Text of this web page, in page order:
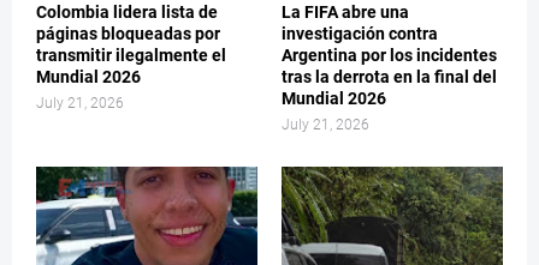
Colombia lidera lista de
páginas bloqueadas por
transmitir ilegalmente el
Mundial 2026
July 21, 2026
La FIFA abre una
investigación contra
Argentina por los incidentes
tras la derrota en la final del
Mundial 2026
July 21, 2026